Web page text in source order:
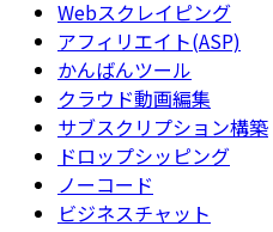
Webスクレイピング
アフィリエイト(ASP)
かんばんツール
クラウド動画編集
サブスクリプション構築
ドロップシッピング
ノーコード
ビジネスチャット